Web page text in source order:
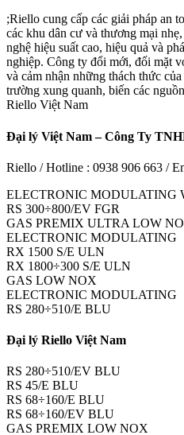
;Riello cung cấp các giải pháp an
các khu dân cư và thương mại
nghệ hiệu suất cao, hiệu quả và
nghiệp. Công ty đổi mới, đối mặt
và cảm nhận những thách thức
trường xung quanh, biến các
Riello Việt Nam
Đại lý Việt Nam – Công Ty
Riello / Hotline : 0938 906 663 /
ELECTRONIC MODULATING
RS 300÷800/EV FGR
GAS PREMIX ULTRA LOW
ELECTRONIC MODULATING
RX 1500 S/E ULN
RX 1800÷300 S/E ULN
GAS LOW NOX
ELECTRONIC MODULATING
RS 280÷510/E BLU
Đại lý Riello Việt Nam
RS 280÷510/EV BLU
RS 45/E BLU
RS 68÷160/E BLU
RS 68÷160/EV BLU
GAS PREMIX LOW NOX